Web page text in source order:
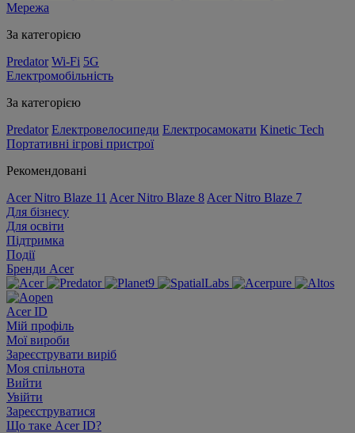
Мережа
За категорією
Predator Wi-Fi 5G
Електромобільність
За категорією
Predator Електровелосипеди Електросамокати Kinetic Tech
Портативні ігрові пристрої
Рекомендовані
Acer Nitro Blaze 11 Acer Nitro Blaze 8 Acer Nitro Blaze 7
Для бізнесу
Для освіти
Підтримка
Події
Бренди Acer
Acer ID
Мій профіль
Мої вироби
Зареєструвати виріб
Моя спільнота
Вийти
Увійти
Зареєструватися
Що таке Acer ID?